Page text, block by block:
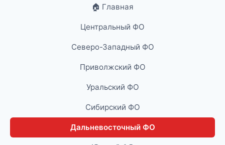
🏠 Главная
Центральный ФО
Северо-Западный ФО
Приволжский ФО
Уральский ФО
Сибирский ФО
Дальневосточный ФО